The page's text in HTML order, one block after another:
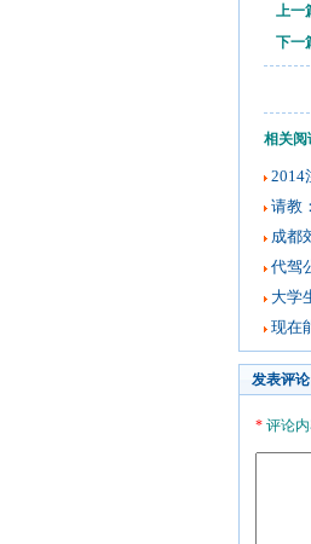
上一
下一
相关阅
2014
请教
成都
代驾
大学
现在
发表评论
*评论内